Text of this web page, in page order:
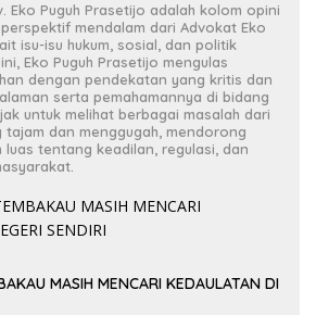
Eko Puguh Prasetijo adalah kolom opini
mendalam dari Advokat Eko
isu-isu hukum, sosial, dan politik
Eko Puguh Prasetijo mengulas
dengan pendekatan yang kritis dan
serta pemahamannya di bidang
untuk melihat berbagai masalah dari
dan menggugah, mendorong
luas tentang keadilan, regulasi, dan
MASIH MENCARI KEDAULATAN DI